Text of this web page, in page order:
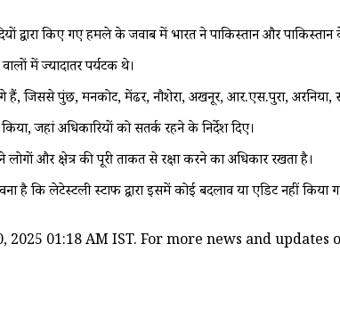
द्वारा किए गए हमले के जवाब में भारत ने पाकिस्तान और
में ज्यादातर पर्यटक थे।
दागे हैं, जिससे पुंछ, मनकोट, मेंढर, नौशेरा, अखनूर, आर.एस.पुरा,
जहां अधिकारियों को सतर्क रहने के निर्देश दिए।
और क्षेत्र की पूरी ताकत से रक्षा करने का अधिकार रखता है।
कि लेटेस्टली स्टाफ द्वारा इसमें कोई बदलाव या एडिट नहीं किया
2025 01:18 AM IST. For more news and